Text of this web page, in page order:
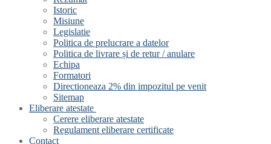
Istoric
Misiune
Legislatie
Politica de prelucrare a datelor
Politica de livrare și de retur / anulare
Echipa
Formatori
Directioneaza 2% din impozitul pe venit
Sitemap
Eliberare atestate
Cerere eliberare atestate
Regulament eliberare certificate
Contact